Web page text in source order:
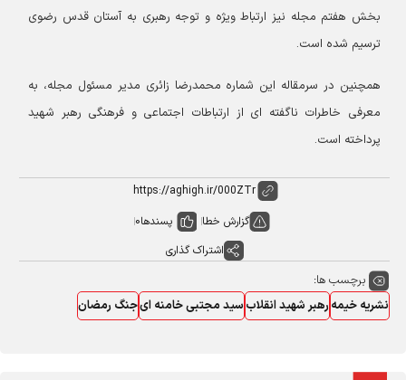
بخش هفتم مجله نیز ارتباط ویژه و توجه رهبری به آستان قدس رضوی
ترسیم شده است.
همچنین در سرمقاله این شماره محمدرضا زائری مدیر مسئول مجله، به
معرفی خاطرات ناگفته ای از ارتباطات اجتماعی و فرهنگی رهبر شهید
پرداخته است.
گزارش خطا پسندها0
اشتراک گذاری
برچسب ها:
نشریه خیمهرهبر شهید انقلابسید مجتبی خامنه ایجنگ رمضان